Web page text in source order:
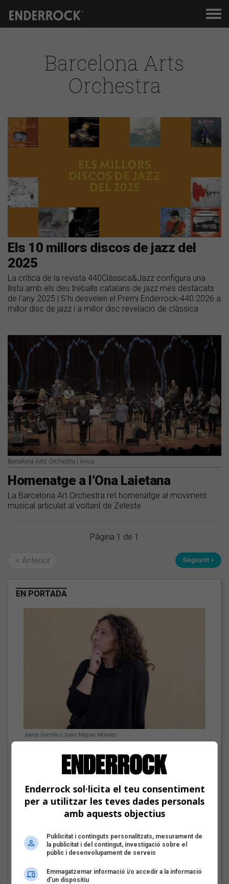
Barcelona Arts
Orchestra
Els 10 millors discos de jazz del
2025
La crítica de la revista 440Clàssica&Jazz configura una
llista amb els deu treballs catalans de jazz més destacats
de l'any 2025 | S'hi desvelen el Premi Enderrock-440 2026 a
millor disc de jazz i a millor disc revelació de clàssica
Barcelona Arts Orchestra | Arxiu
Homenatge a l’Ona Laietana
La Barcelona Art Orchestra ret homenatge al moviment
musical articulat al voltant de Zeleste
Pàgina 1 de 1
< Anterior Següent >
EN PORTADA
Joana Gomila | Juan Miguel Morales
Joana Gomila: «L’algoritme eren els
amics, entrar dins un bar, anar a un
L'artista i creadora manacorina Joana Gomila reflexiona sobre
el fet de compartir música en una època de consumisme i
Bèrnia i la festa del pop
fusió al Sona9 2026
Enderrock sol·licita el teu consentiment
per a utilitzar les teves dades personals
amb aquests objectius
Publicitat i continguts personalitzats, mesurament de
la publicitat i del contingut, investigació sobre el
públic i desenvolupament de serveis
Emmagatzemar informació i/o accedir a la informació
d’un dispositiu